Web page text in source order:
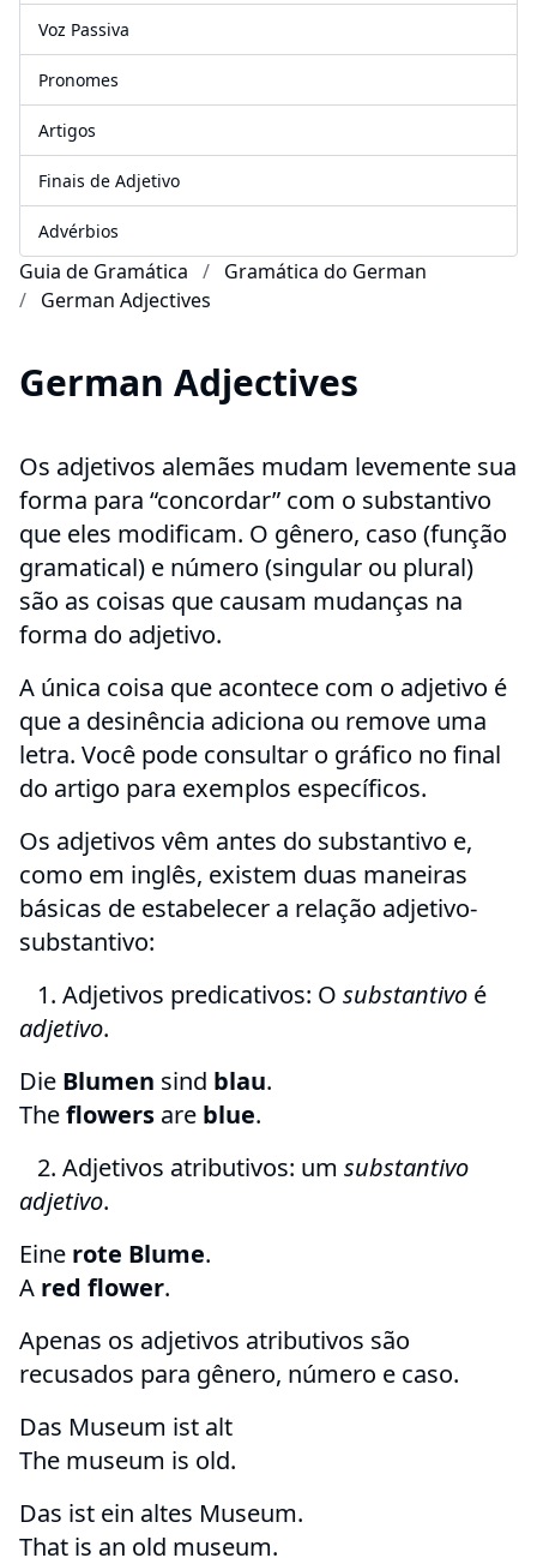
Guia de Gramática
Gramática do German
German Adjectives
German Adjectives
Os adjetivos alemães mudam levemente sua
forma para “concordar” com o substantivo
que eles modificam. O gênero, caso (função
gramatical) e número (singular ou plural)
são as coisas que causam mudanças na
forma do adjetivo.
A única coisa que acontece com o adjetivo é
que a desinência adiciona ou remove uma
letra. Você pode consultar o gráfico no final
do artigo para exemplos específicos.
Os adjetivos vêm antes do substantivo e,
como em inglês, existem duas maneiras
básicas de estabelecer a relação adjetivo-
substantivo:
1. Adjetivos predicativos: O substantivo é
adjetivo.
Die Blumen sind blau.
Theflowers are blue.
2. Adjetivos atributivos: um substantivo
adjetivo.
Eine rote Blume.
A red flower.
Apenas os adjetivos atributivos são
recusados ​​para gênero, número e caso.
Das Museum ist alt
The museum is old.
Das ist ein altes Museum.
That is an old museum.
Voz Passiva
Pronomes
Artigos
Finais de Adjetivo
Advérbios